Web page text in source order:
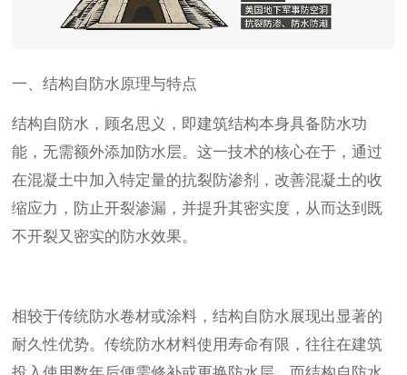
一、结构自防水原理与特点
结构自防水，顾名思义，即建筑结构本身具备防水功
能，无需额外添加防水层。这一技术的核心在于，通过
在混凝土中加入特定量的抗裂防渗剂，改善混凝土的收
缩应力，防止开裂渗漏，并提升其密实度，从而达到既
不开裂又密实的防水效果。
相较于传统防水卷材或涂料，结构自防水展现出显著的
耐久性优势。传统防水材料使用寿命有限，往往在建筑